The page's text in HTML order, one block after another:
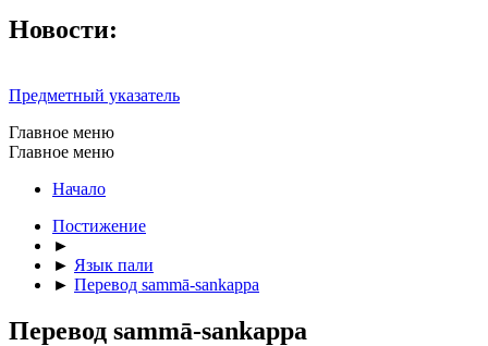
Новости:
Предметный указатель
Главное меню
Главное меню
Начало
Постижение
►
► Язык пали
► Перевод sammā-sankappa
Перевод sammā-sankappa